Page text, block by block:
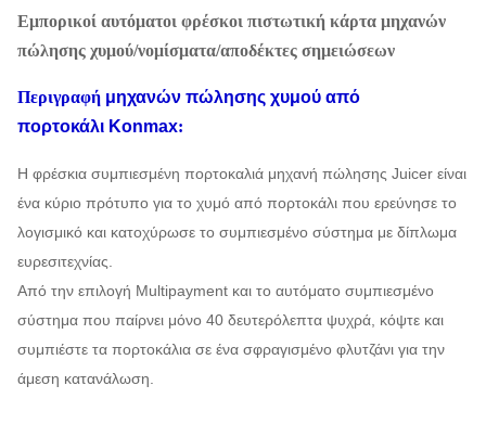
Εμπορικοί αυτόματοι φρέσκοι πιστωτική κάρτα μηχανών
πώλησης χυμού/νομίσματα/αποδέκτες σημειώσεων
Περιγραφή μηχανών πώλησης χυμού από
πορτοκάλι Konmax:
Η φρέσκια συμπιεσμένη πορτοκαλιά μηχανή πώλησης Juicer είναι
ένα κύριο πρότυπο για το χυμό από πορτοκάλι που ερεύνησε το
λογισμικό και κατοχύρωσε το συμπιεσμένο σύστημα με δίπλωμα
ευρεσιτεχνίας.
Από την επιλογή Multipayment και το αυτόματο συμπιεσμένο
σύστημα που παίρνει μόνο 40 δευτερόλεπτα ψυχρά, κόψτε και
συμπιέστε τα πορτοκάλια σε ένα σφραγισμένο φλυτζάνι για την
άμεση κατανάλωση.